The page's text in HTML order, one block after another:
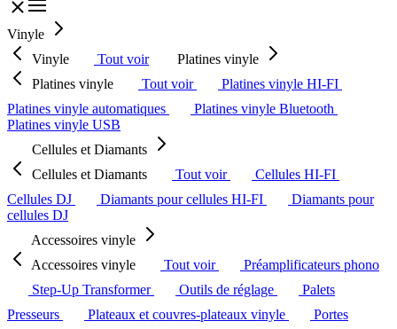
Vinyle
Vinyle
Tout voir
Platines vinyle
Platines vinyle
Tout voir
Platines vinyle HI-FI
Platines vinyle automatiques
Platines vinyle Bluetooth
Platines vinyle USB
Cellules et Diamants
Cellules et Diamants
Tout voir
Cellules HI-FI
Cellules DJ
Diamants pour cellules HI-FI
Diamants pour
cellules DJ
Accessoires vinyle
Accessoires vinyle
Tout voir
Préamplificateurs phono
Step-Up Transformer
Outils de réglage
Palets
Presseurs
Plateaux et couvres-plateaux vinyle
Portes